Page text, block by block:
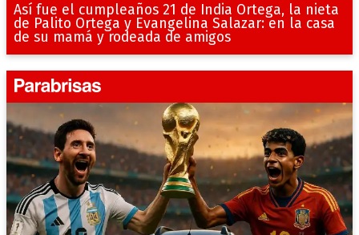
Así fue el cumpleaños 21 de India Ortega, la nieta
de Palito Ortega y Evangelina Salazar: en la casa
de su mamá y rodeada de amigos